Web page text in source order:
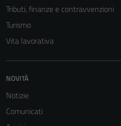
Tributi, finanze e contravvenzioni
Turismo
Vita lavorativa
NOVITÀ
Notizie
Comunicati